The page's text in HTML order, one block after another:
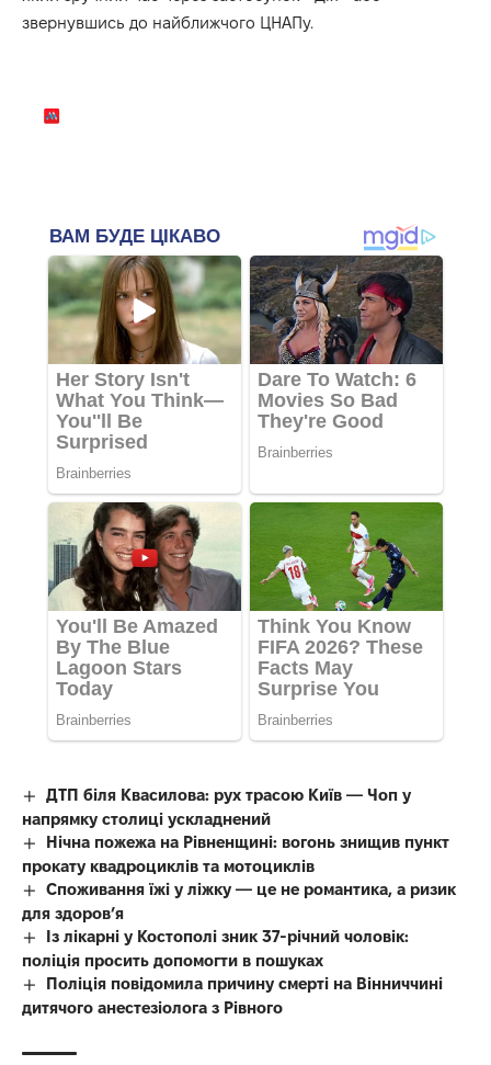
звернувшись до найближчого ЦНАПу.
ДТП біля Квасилова: рух трасою Київ — Чоп у
напрямку столиці ускладнений
Нічна пожежа на Рівненщині: вогонь знищив пункт
прокату квадроциклів та мотоциклів
Споживання їжі у ліжку — це не романтика, а ризик
для здоров’я
Із лікарні у Костополі зник 37-річний чоловік:
поліція просить допомогти в пошуках
Поліція повідомила причину смерті на Вінниччині
дитячого анестезіолога з Рівного